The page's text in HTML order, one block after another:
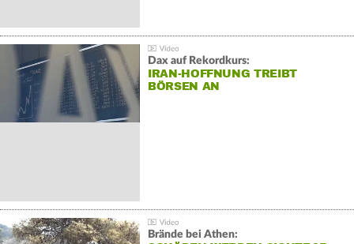
Dax auf Rekordkurs:
IRAN-HOFFNUNG TREIBT
BÖRSEN AN
Brände bei Athen: